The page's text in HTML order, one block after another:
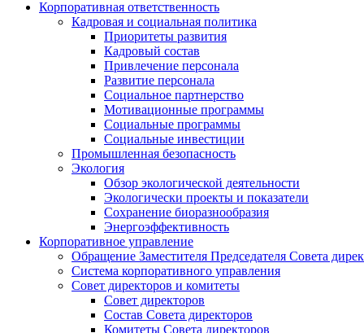
Корпоративная ответственность
Кадровая и социальная политика
Приоритеты развития
Кадровый состав
Привлечение персонала
Развитие персонала
Социальное партнерство
Мотивационные программы
Социальные программы
Социальные инвестиции
Промышленная безопасность
Экология
Обзор экологической деятельности
Экологически проекты и показатели
Сохранение биоразнообразия
Энергоэффективность
Корпоративное управление
Обращение Заместителя Председателя Совета
Система корпоративного управления
Совет директоров и комитеты
Совет директоров
Состав Совета директоров
Комитеты Совета директоров